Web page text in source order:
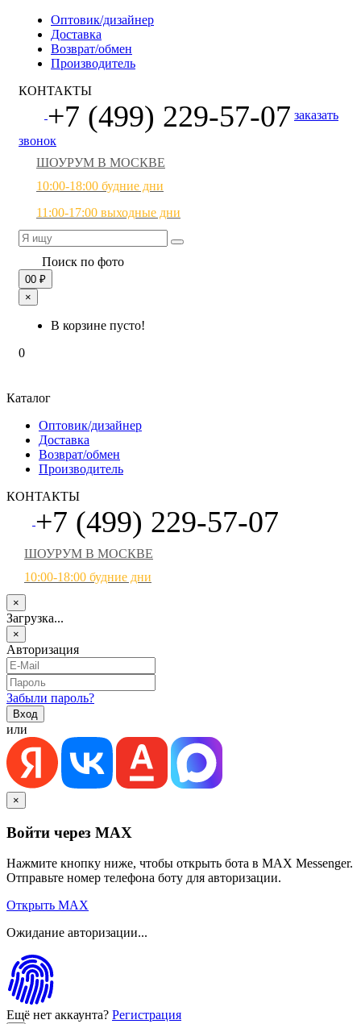
Оптовик/дизайнер
Доставка
Возврат/обмен
Производитель
КОНТАКТЫ
+7 (499) 229-57-07 заказать
звонок
ШОУРУМ В МОСКВЕ
10:00-18:00 будние дни
11:00-17:00 выходные дни
Поиск по фото
00 ₽
×
В корзине пусто!
0
Каталог
Оптовик/дизайнер
Доставка
Возврат/обмен
Производитель
КОНТАКТЫ
+7 (499) 229-57-07
ШОУРУМ В МОСКВЕ
10:00-18:00 будние дни
×
Загрузка...
×
Авторизация
Забыли пароль?
или
×
Войти через MAX
Нажмите кнопку ниже, чтобы открыть бота в MAX Messenger.
Отправьте номер телефона боту для авторизации.
Открыть MAX
Ожидание авторизации...
Ещё нет аккаунта? Регистрация